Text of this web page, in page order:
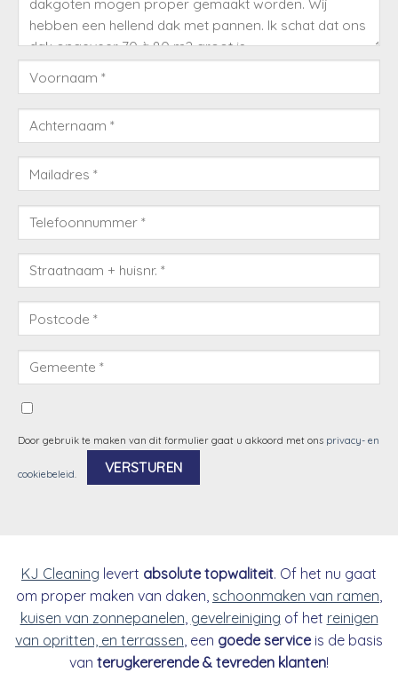
Door gebruik te maken van dit formulier gaat u akkoord met ons privacy- en
cookiebeleid.
KJ Cleaning levert absolute topwaliteit. Of het nu gaat
om proper maken van daken, schoonmaken van ramen
kuisen van zonnepanelen gevelreiniging of het reinigen
van opritten, en terrassen , een goede serviceis de basis
van terugkererende & tevreden klanten!